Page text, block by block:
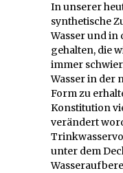
In unserer
synthetische
Wasser und
gehalten, die
immer
Wasser in der
Form zu
Konstitution
verändert
unter dem